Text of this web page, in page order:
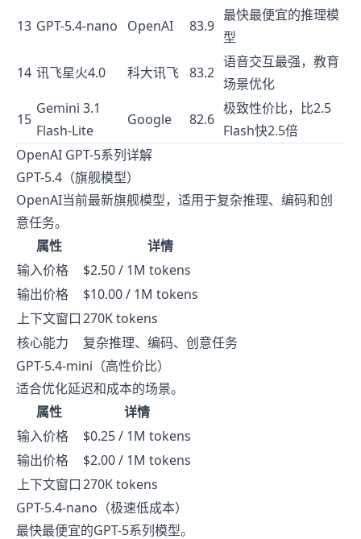
13 GPT-5.4-nano OpenAI 83.9
最快最便宜的推理模
型
14 讯飞星火4.0 科大讯飞 83.2
语音交互最强，教育
场景优化
15
Gemini 3.1
Flash-Lite
Google 82.6
极致性价比，比2.5
Flash快2.5倍
OpenAI GPT-5系列详解
GPT-5.4（旗舰模型）
OpenAI当前最新旗舰模型，适用于复杂推理、编码和创
意任务。
属性
详情
输入价格
$2.50 / 1M tokens
输出价格
$10.00 / 1M tokens
上下文窗口270K tokens
核心能力
复杂推理、编码、创意任务
GPT-5.4-mini（高性价比）
适合优化延迟和成本的场景。
属性
详情
输入价格
$0.25 / 1M tokens
输出价格
$2.00 / 1M tokens
上下文窗口270K tokens
GPT-5.4-nano（极速低成本）
最快最便宜的GPT-5系列模型。